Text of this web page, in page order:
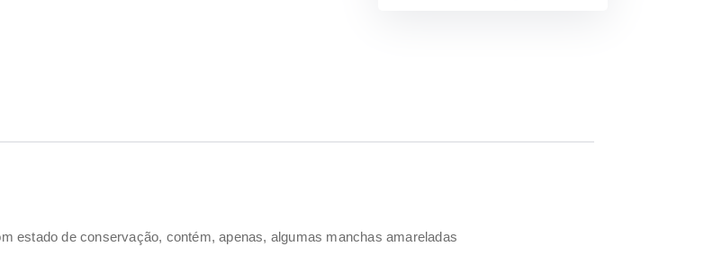
estado de conservação, contém, apenas, algumas manchas amareladas